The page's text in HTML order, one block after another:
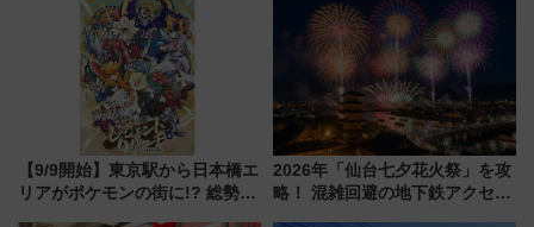
める日帰りツアー
【9/9開始】東京駅から日本橋エ
リアがポケモンの街に!? 総勢
2026年「仙台七夕花火祭」を攻
略！ 混雑回避の地下鉄アクセス